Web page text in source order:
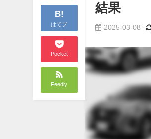
B!
はてブ
Pocket
Feedly
結果
2025-03-08